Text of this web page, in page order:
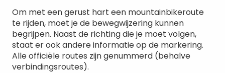
Om met een gerust hart een mountainbikeroute
te rijden, moet je de bewegwijzering kunnen
begrijpen. Naast de richting die je moet volgen,
staat er ook andere informatie op de markering.
Alle officiële routes zijn genummerd (behalve
verbindingsroutes).